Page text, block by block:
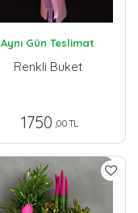
Aynı Gün Teslimat
Renkli Buket
1750 ,00 TL